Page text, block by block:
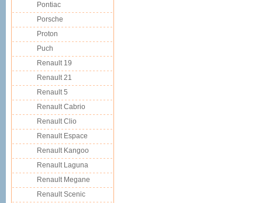
Pontiac
Porsche
Proton
Puch
Renault 19
Renault 21
Renault 5
Renault Cabrio
Renault Clio
Renault Espace
Renault Kangoo
Renault Laguna
Renault Megane
Renault Scenic